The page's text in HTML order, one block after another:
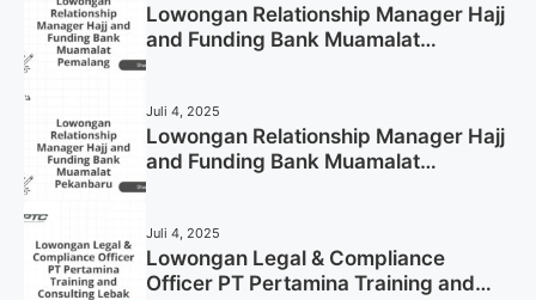
Lowongan Relationship Manager Hajj
and Funding Bank Muamalat
Juli 4, 2025
Lowongan Relationship Manager Hajj
and Funding Bank Muamalat
Juli 4, 2025
Lowongan Legal & Compliance
Officer PT Pertamina Training and